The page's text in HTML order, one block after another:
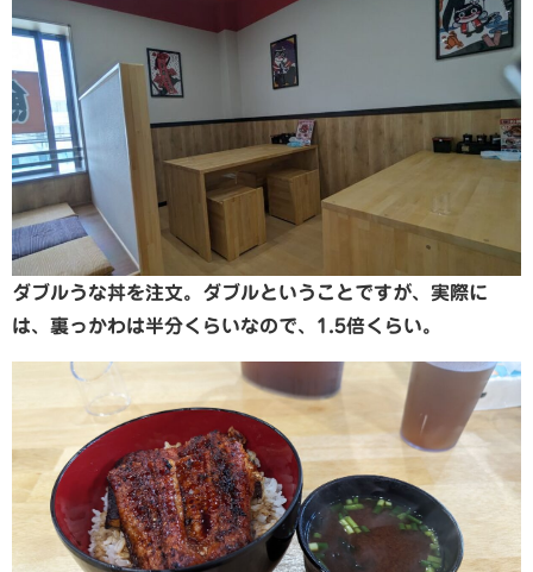
ダブルうな丼を注文。ダブルということですが、実際に
は、裏っかわは半分くらいなので、1.5倍くらい。